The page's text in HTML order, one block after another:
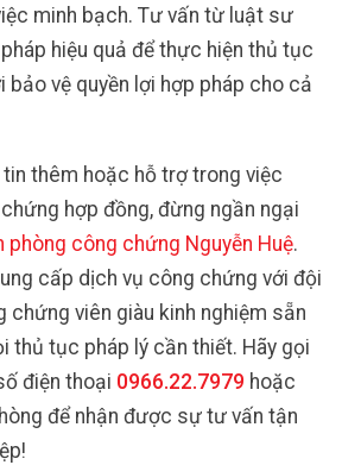
minh bạch. Tư vấn từ luật sư
hiệu quả để thực hiện thủ tục
bảo vệ quyền lợi hợp pháp cho cả
thêm hoặc hỗ trợ trong việc
hợp đồng, đừng ngần ngại
phòng công chứng Nguyễn Huệ.
cấp dịch vụ công chứng với đội
chứng viên giàu kinh nghiệm sẵn
thủ tục pháp lý cần thiết. Hãy gọi
điện thoại 0966.22.7979 hoặc
để nhận được sự tư vấn tận